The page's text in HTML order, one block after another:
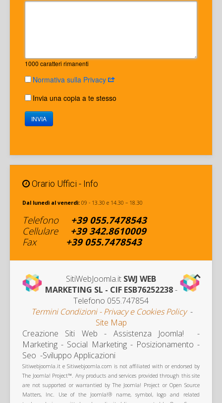
1000 caratteri rimanenti
Normativa sulla Privacy
Invia una copia a te stesso
INVIA
Orario Uffici - Info
Dal lunedì al venerdì: 09 - 13.30 e 14.30 – 18.30
Telefono +39 055.7478543
Cellulare+39 342.8610009
Fax
+39 055.7478543
SitiWebJoomla.it SWJ WEB
MARKETING SL - CIF ESB76252238-
Telefono 055.747854
Termini Condizioni - Privacy e Cookies Policy-
Site Map
Creazione Siti Web - Assistenza Joomla! -
Marketing - Social Marketing - Posizionamento -
Seo -Sviluppo Applicazioni
Sitiwebjoomla.it e Sitiwebjoomla.com is not affiliated with or endorsed by
The Joomla! Project™. Any products and services provided through this site
are not supported or warrantied by The Joomla! Project or Open Source
Matters, Inc. Use of the Joomla!® name, symbol, logo and related